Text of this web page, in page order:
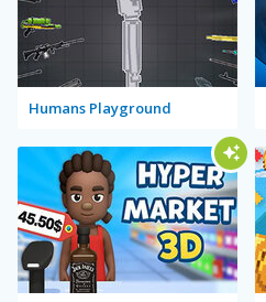
Humans Playground